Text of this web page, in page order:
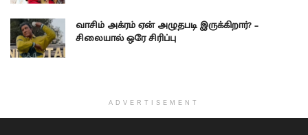
வாசிம் அக்ரம் ஏன் அழுதபடி இருக்கிறார்? –
சிலையால் ஒரே சிரிப்பு
ADVERTISEMENT